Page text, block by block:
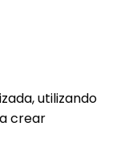
utilizando
crear